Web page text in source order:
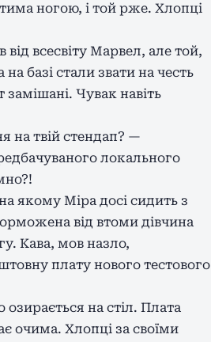
ногою, і той рже. Хлопці
всесвіту Марвел, але той,
базі стали звати на честь
Чувак навіть
на твій стендап? —
локального
якому Міра досі сидить з
від втоми дівчина
Кава, мов назло,
плату нового тестового
на стіл. Плата
очима. Хлопці за своїми